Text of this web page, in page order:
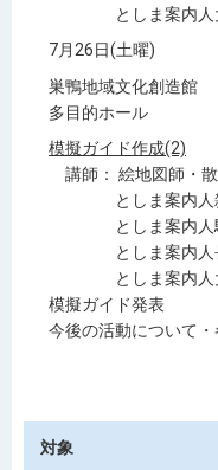
としま案内人大
7月26日(土曜)
巣鴨地域文化創造館
多目的ホール
模擬ガイド作成(2)
講師： 絵地図師・
としま案内人雑
としま案内人駒
としま案内人
としま案内人大
模擬ガイド発表
今後の活動について
対象